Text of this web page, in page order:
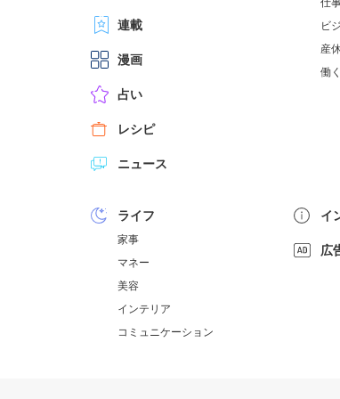
連載
漫画
占い
レシピ
ニュース
仕
ビ
産
働
ライフ
家事
マネー
美容
インテリア
コミュニケーション
イ
広